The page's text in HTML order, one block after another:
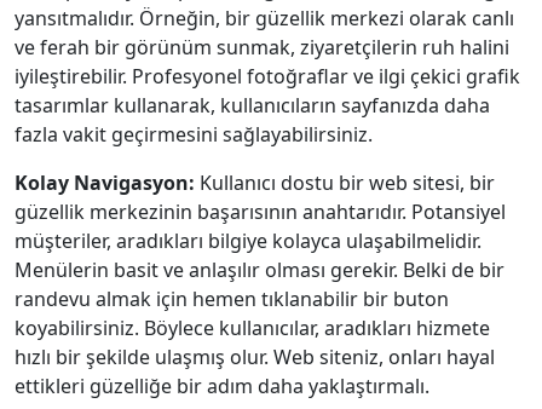
yansıtmalıdır. Örneğin, bir güzellik merkezi olarak canlı
ve ferah bir görünüm sunmak, ziyaretçilerin ruh halini
iyileştirebilir. Profesyonel fotoğraflar ve ilgi çekici grafik
tasarımlar kullanarak, kullanıcıların sayfanızda daha
fazla vakit geçirmesini sağlayabilirsiniz.
Kolay Navigasyon: Kullanıcı dostu bir web sitesi, bir
güzellik merkezinin başarısının anahtarıdır. Potansiyel
müşteriler, aradıkları bilgiye kolayca ulaşabilmelidir.
Menülerin basit ve anlaşılır olması gerekir. Belki de bir
randevu almak için hemen tıklanabilir bir buton
koyabilirsiniz. Böylece kullanıcılar, aradıkları hizmete
hızlı bir şekilde ulaşmış olur. Web siteniz, onları hayal
ettikleri güzelliğe bir adım daha yaklaştırmalı.